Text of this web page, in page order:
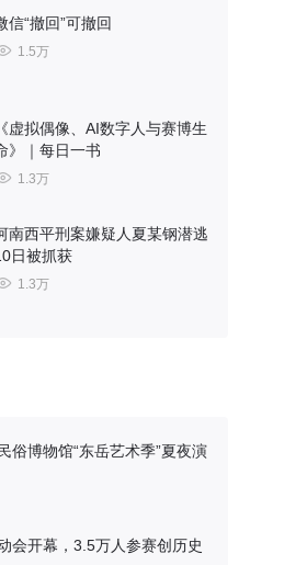
信“撤回”可撤回
1.5万
《虚拟偶像、AI数字人与赛博生
》｜每日一书
1.3万
南西平刑案嫌疑人夏某钢潜逃
日被抓获
1.3万
俗博物馆“东岳艺术季”夏夜演
会开幕，3.5万人参赛创历史